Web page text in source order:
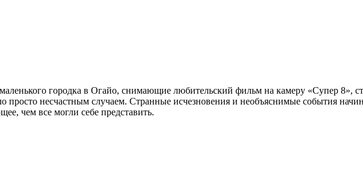
городка в Огайо, снимающие любительский фильм на камеру «Супер 8»,
просто несчастным случаем. Странные исчезновения и необъяснимые события
чем все могли себе представить.